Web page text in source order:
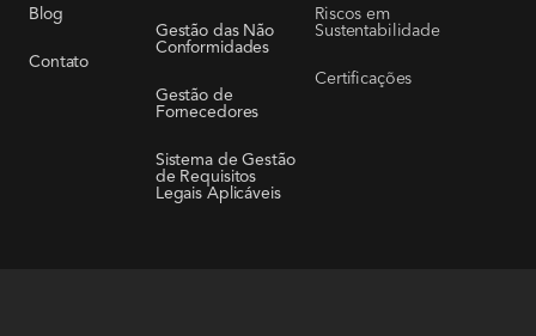
Blog
Contato
Gestão das Não
Conformidades
Gestão de
Fornecedores
Sistema de Gestão
de Requisitos
Legais Aplicáveis
Riscos em
Sustentabilidade
Certificações